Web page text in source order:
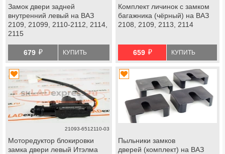
Замок двери задней
внутренний левый на ВАЗ
2109, 21099, 2110-2112, 2114,
2115
679 й КУПИТЬ
Комплект личинок с замком
багажника (чёрный) на ВАЗ
2108, 2109, 2113, 2114
659 й КУПИТЬ
21093-6512110-03
Моторедуктор блокировки
замка двери левый Итэлма
Пыльники замков
дверей (комплект) на ВАЗ